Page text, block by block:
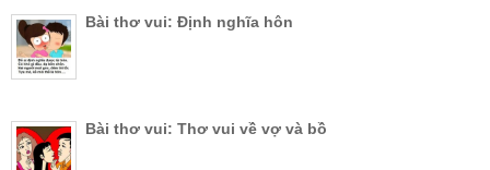
Bài thơ vui: Định nghĩa hôn
Bài thơ vui: Thơ vui về vợ và bồ